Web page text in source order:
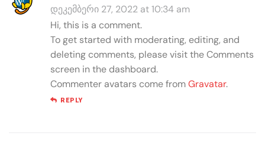
დეკემბერი 27, 2022 at 10:34 am
Hi, this is a comment.
To get started with moderating, editing, and
deleting comments, please visit the Comments
screen in the dashboard.
Commenter avatars come fromGravatar.
REPLY